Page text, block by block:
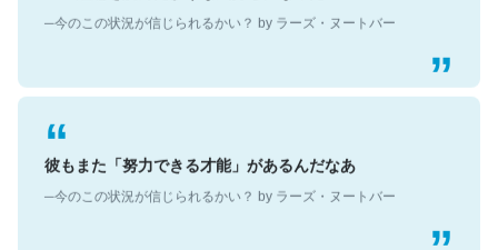
彼もまた「努力できる才能」があるんだなあ